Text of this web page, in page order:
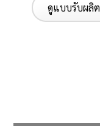
ดูแบบรับผลิ